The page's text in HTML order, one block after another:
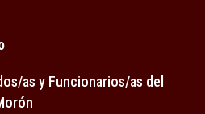
as y Funcionarios/as del